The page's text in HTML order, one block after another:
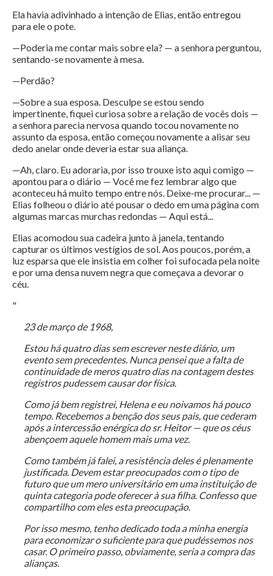
Ela havia adivinhado a intenção de Elias, então entregou
para ele o pote.
—Poderia me contar mais sobre ela? — a senhora perguntou,
sentando-se novamente à mesa.
—Perdão?
—Sobre a sua esposa. Desculpe se estou sendo
impertinente, fiquei curiosa sobre a relação de vocês dois —
a senhora parecia nervosa quando tocou novamente no
assunto da esposa, então começou novamente a alisar seu
dedo anelar onde deveria estar sua aliança.
—Ah, claro. Eu adoraria, por isso trouxe isto aqui comigo —
apontou para o diário — Você me fez lembrar algo que
aconteceu há muito tempo entre nós. Deixe-me procurar... —
Elias folheou o diário até pousar o dedo em uma página com
algumas marcas murchas redondas — Aqui está...
Elias acomodou sua cadeira junto à janela, tentando
capturar os últimos vestígios de sol. Aos poucos, porém, a
luz esparsa que ele insistia em colher foi sufocada pela noite
e por uma densa nuvem negra que começava a devorar o
céu.
"
23 de março de 1968,
Estou há quatro dias sem escrever neste diário, um
evento sem precedentes. Nunca pensei que a falta de
continuidade de meros quatro dias na contagem destes
registros pudessem causar dor física.
Como já bem registrei, Helena e eu noivamos há pouco
tempo. Recebemos a benção dos seus pais, que cederam
após a intercessão enérgica do sr. Heitor — que os céus
abençoem aquele homem mais uma vez.
Como também já falei, a resistência deles é plenamente
justificada. Devem estar preocupados com o tipo de
futuro que um mero universitário em uma instituição de
quinta categoria pode oferecer à sua filha. Confesso que
compartilho com eles esta preocupação.
Por isso mesmo, tenho dedicado toda a minha energia
para economizar o suficiente para que pudéssemos nos
casar. O primeiro passo, obviamente, seria a compra das
alianças.